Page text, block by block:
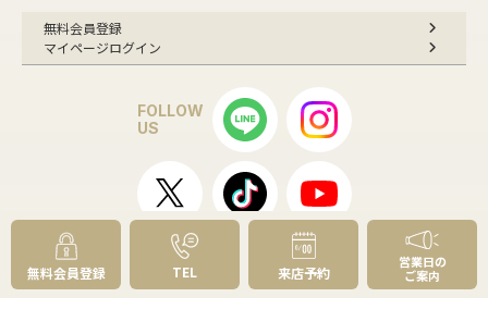
無料会員登録
マイページログイン
FOLLOW
US
プライバシーポリシー 物件紹介ポリシー
反社会勢力への対応
コピーライト・免責事項
サイトマップ
© 草加市民ハウジング,Inc. All rights reserved.
無料会員登録 TEL 来店予約
営業日の
ご案内